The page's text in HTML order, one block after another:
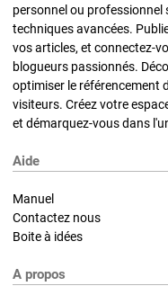
personnel ou professionnel
techniques avancées.
vos articles, et connectez-
blogueurs passionnés.
optimiser le référencement
visiteurs. Créez votre
et démarquez-vous dans
Aide
Manuel
Contactez nous
Boite à idées
A propos